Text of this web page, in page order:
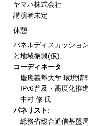
ヤマハ株式会社
講演者未定
休憩
パネルディスカッショ
と地域振興(仮)」
コーディネータ:
慶應義塾大学 環境情
IPv6普及・高度化推
中村 修 氏
パネリスト:
総務省総合通信基盤